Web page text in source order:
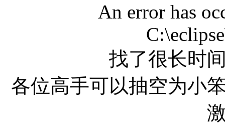
An error has
找了很长时
各位高手可以抽空为小